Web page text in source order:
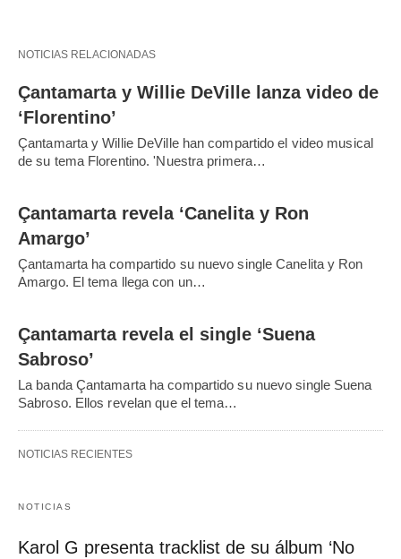
NOTICIAS RELACIONADAS
Çantamarta y Willie DeVille lanza video de
‘Florentino’
Çantamarta y Willie DeVille han compartido el video musical
de su tema Florentino. 'Nuestra primera…
Çantamarta revela ‘Canelita y Ron
Amargo’
Çantamarta ha compartido su nuevo single Canelita y Ron
Amargo. El tema llega con un…
Çantamarta revela el single ‘Suena
Sabroso’
La banda Çantamarta ha compartido su nuevo single Suena
Sabroso. Ellos revelan que el tema…
NOTICIAS RECIENTES
NOTICIAS
Karol G presenta tracklist de su álbum ‘No